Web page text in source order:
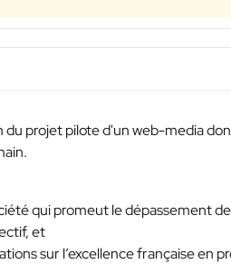
projet pilote d'un web-media
qui promeut le dépassement
et
sur l’excellence française en